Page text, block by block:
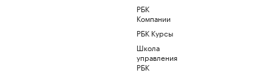
РБК
Компании
РБК Курсы
Школа
управления
РБК